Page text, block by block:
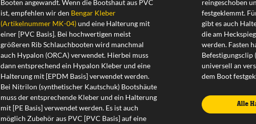
Booten angewandt. Wenn die Bootshaut aus PVC
ist, empfehlen wir den Bengar Kleber
(Artikelnummer MK-04)und eine Halterung mit
einer [PVC Basis]. Bei hochwertigen meist
größeren Rib Schlauchbooten wird manchmal
auch Hypalon (ORCA) verwendet. Hierbei muss
dann entsprechend ein Hypalon Kleber und eine
Halterung mit [EPDM Basis] verwendet werden.
Bei Nitrilon (synthetischer Kautschuk) Bootshäute
muss der entsprechende Kleber und ein Halterung
mit [PE Basis] verwendet werden. Es ist auch
möglich Zubehör aus PVC [PVC Basis] auf eine
reingeschoben
festgeklemmt.
gibt es auch
die am
werden. Fasten
Befestigungsclip
universell an
dem Boot
Alle